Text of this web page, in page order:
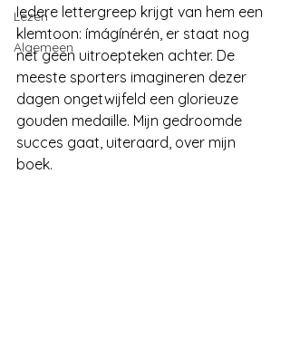
Lezen
Algemeen
Iedere lettergreep krijgt van hem een
klemtoon: ímágínérén, er staat nog
net geen uitroepteken achter. De
meeste sporters imagineren dezer
dagen ongetwijfeld een glorieuze
gouden medaille. Mijn gedroomde
succes gaat, uiteraard, over mijn
boek.